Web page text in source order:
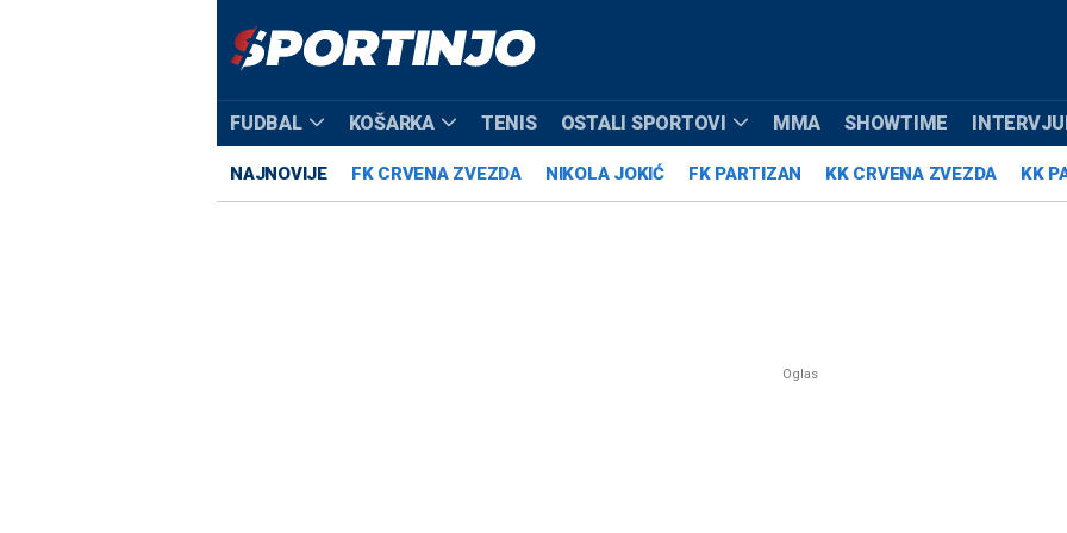
FUDBAL KOŠARKA TENIS OSTALI SPORTOVI MMA SHOWTIME
NAJNOVIJE FK CRVENA ZVEZDA NIKOLA JOKIĆ FK PARTIZAN KK CRVENA ZVEZDA KK